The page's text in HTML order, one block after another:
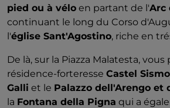
pied ou à vélo en partant de l'Arc
continuant le long du Corso
l'église Sant'Agostino, riche en
De là, sur la Piazza Malatesta,
résidence-forteresse Castel
Galli et le Palazzo dell'Arengo et
la Fontana della Pigna qui a